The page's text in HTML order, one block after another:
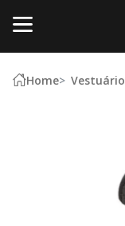
Home Vestuário